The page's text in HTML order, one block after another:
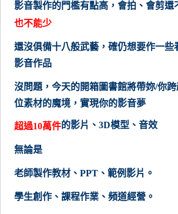
影音製作的門檻有點高，會拍、會剪還
也不能少
還沒俱備十八般武藝，確仍想要作一些
影音作品
沒問題，今天的開箱圖書館將帶妳/你
位素材的魔境，實現你的影音夢
超過10萬件的影片、3D模型、音效
無論是
老師製作教材、PPT、範例影片。
學生創作、課程作業、頻道經營。